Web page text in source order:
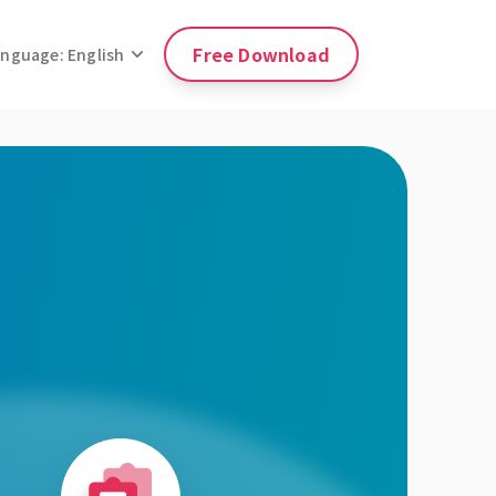
English Free Download